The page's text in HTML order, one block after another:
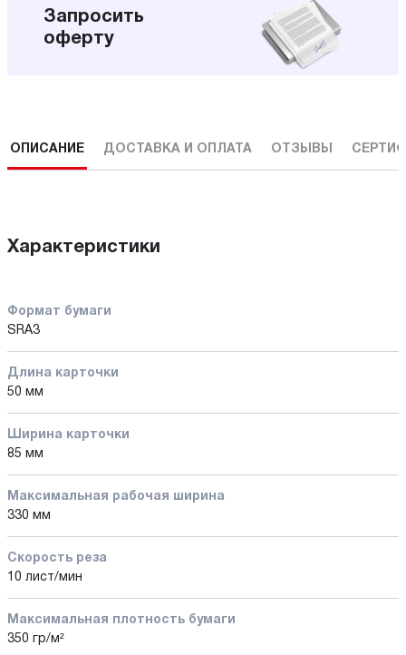
Запросить
оферту
ОПИСАНИЕ ДОСТАВКА И ОПЛАТА ОТЗЫВЫ
Характеристики
Формат бумаги
SRA3
Длина карточки
50 мм
Ширина карточки
85 мм
Максимальная рабочая ширина
330 мм
Скорость реза
10 лист/мин
Максимальная плотность бумаги
350 гр/м²